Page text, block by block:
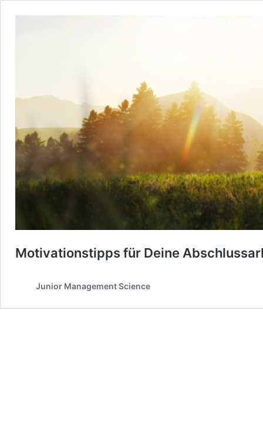
Motivationstipps für Deine
Junior Management Science